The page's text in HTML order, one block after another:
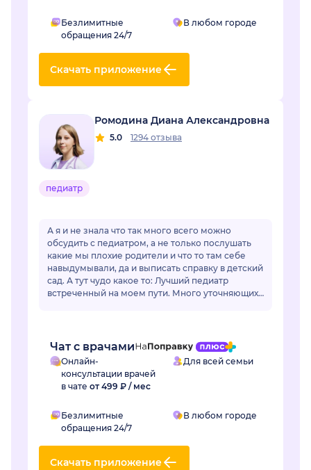
Безлимитные
обращения 24/7
В любом городе
Скачать приложение
Ромодина Диана Александровна
5.0 1294 отзыва
педиатр
А я и не знала что так много всего можно
обсудить с педиатром, а не только послушать
какие мы плохие родители и что то там себе
навыдумывали, да и выписать справку в детский
сад. А тут чудо какое то: Лучший педиатр
встреченный на моем пути. Много уточняющих
Чат с врачами
Онлайн-
консультации врачей
в чате от 499 ₽ / мес
Для всей семьи
Безлимитные
обращения 24/7
В любом городе
Скачать приложение